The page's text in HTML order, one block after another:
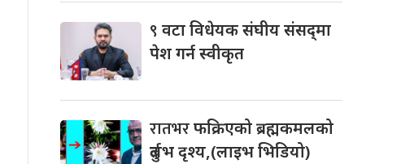
९वटा विधेयक संघीय संसद्‌मा
पेश गर्न स्वीकृत
रातभरफक्रिएको ब्रह्मकमलको
दुर्लभ दृश्य,(लाइभ भिडियो)